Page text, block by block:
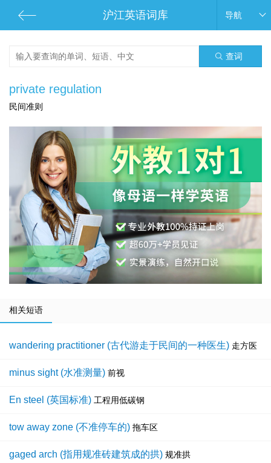
沪江英语词库 导航
查词
private regulation
民间准则
相关短语
wandering practitioner (古代游走于民间的一种医生) 走方医
minus sight (水准测量) 前视
En steel (英国标准) 工程用低碳钢
tow away zone (不准停车的) 拖车区
gaged arch (指用规准砖建筑成的拱) 规准拱